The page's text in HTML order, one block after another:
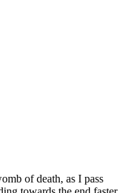
of death, as I pass